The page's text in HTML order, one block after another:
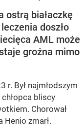
ostrą białaczkę
doszło
AML może
groźna mimo
r. Był najmłodszym
bliscy
Chorował
Henio zmarł.